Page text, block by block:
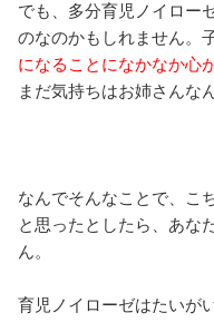
でも、多分育児ノイロー
のなのかもしれません。
になることになかなか心
まだ気持ちはお姉さんな
なんでそんなことで、こ
と思ったとしたら、あな
ん。
育児ノイローゼはたいが